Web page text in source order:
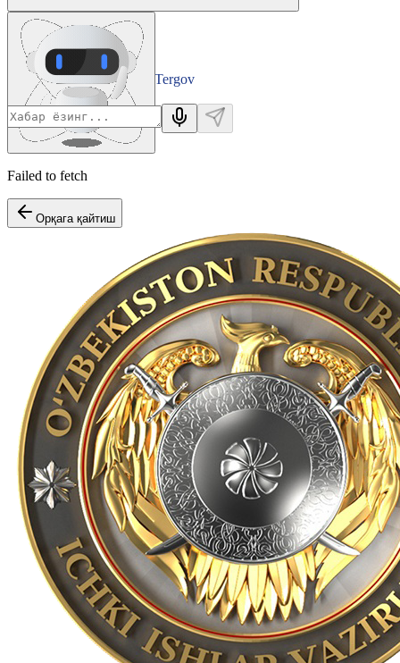
Tergov
Departamenti
Failed to fetch
Орқага қайтиш